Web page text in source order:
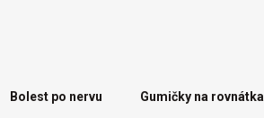
Bolest po nervu Gumičky na rovnátka